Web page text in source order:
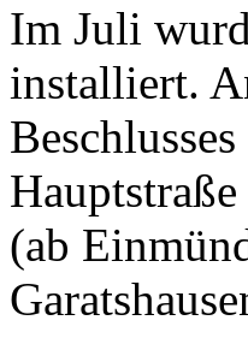
Im Juli
installiert.
(ab